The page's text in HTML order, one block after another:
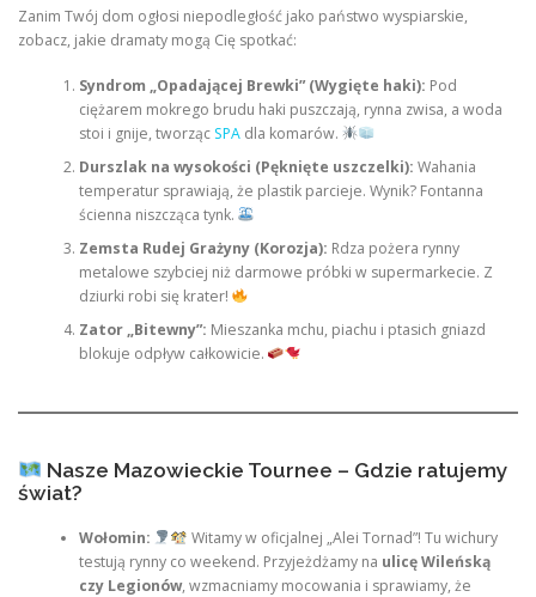
Zanim Twój dom ogłosi niepodległość jako państwo wyspiarskie,
zobacz, jakie dramaty mogą Cię spotkać:
Syndrom „Opadającej Brewki” (Wygięte haki): Pod
ciężarem mokrego brudu haki puszczają, rynna zwisa, a woda
stoi i gnije, tworząc SPAdla komarów.
Durszlak na wysokości (Pęknięte uszczelki): Wahania
temperatur sprawiają, że plastik parcieje. Wynik? Fontanna
ścienna niszcząca tynk.
Zemsta Rudej Grażyny (Korozja): Rdza pożera rynny
metalowe szybciej niż darmowe próbki w supermarkecie. Z
dziurki robi się krater!
Zator „Bitewny”: Mieszanka mchu, piachu i ptasich gniazd
blokuje odpływ całkowicie.
Nasze Mazowieckie Tournee – Gdzie ratujemy
świat?
Wołomin:
Witamy w oficjalnej „Alei Tornad”! Tu wichury
testują rynny co weekend. Przyjeżdżamy na ulicę Wileńską
czy Legionów, wzmacniamy mocowania i sprawiamy, że